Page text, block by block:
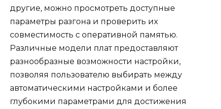
другие, можно просмотреть доступные
параметры разгона и проверить их
совместимость с оперативной памятью.
Различные модели плат предоставляют
разнообразные возможности настройки,
позволяя пользователю выбирать между
автоматическими настройками и более
глубокими параметрами для достижения